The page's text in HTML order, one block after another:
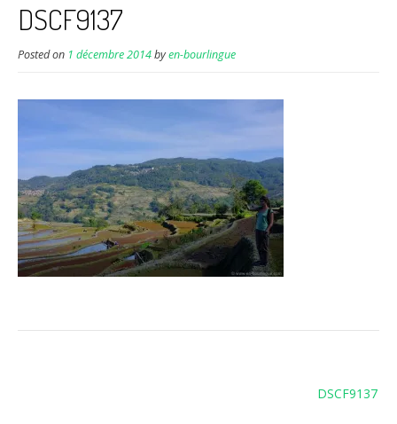
DSCF9137
Posted on 1 décembre 2014byen-bourlingue
DSCF9137